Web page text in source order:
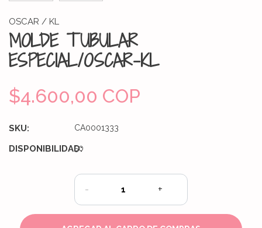
OSCAR / KL
MOLDE TUBULAR
ESPECIAL/OSCAR-KL
$4.600,00 COP
SKU: CA0001333
DISPONIBILIDAD:
50
- +